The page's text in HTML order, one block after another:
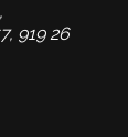
919 26